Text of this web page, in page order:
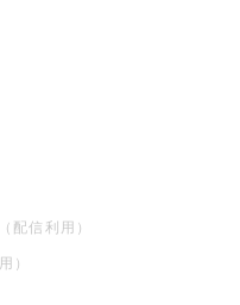
配信利用）
）